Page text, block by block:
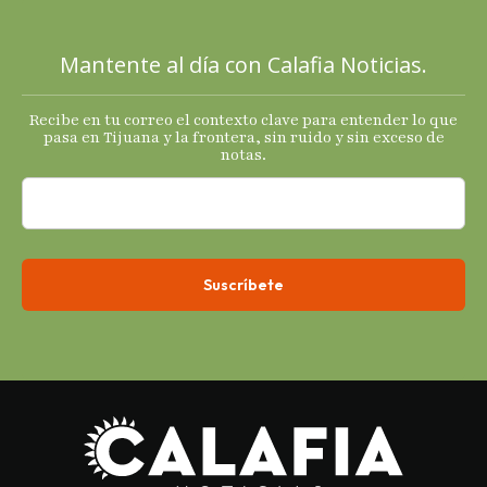
termómetro
s
económicos.
Mantente al día con Calafia Noticias.
Recibe en tu correo el contexto clave para entender lo que
pasa en Tijuana y la frontera, sin ruido y sin exceso de
notas.